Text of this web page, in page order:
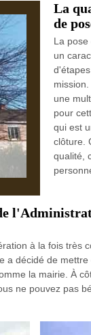
La
de
La
un
une
pour
qui est
clôture.
qualité,
à la fois très
a décidé de
la mairie. À
ne pouvez pas